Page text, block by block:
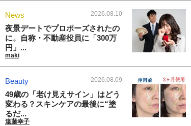
News 2026.08.10
夜景デートでプロポーズされたの
に。自称・不動産役員に「300万
円」...
maki
Beauty 2026.08.09
49歳の「老け見えサイン」はどう
変わる？スキンケアの最後に“塗
るだ...
遠藤幸子